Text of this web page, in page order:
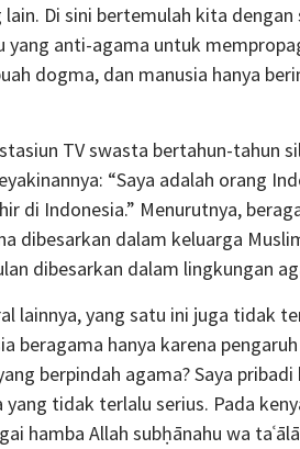
Di sini bertemulah kita dengan
anti-agama untuk
dogma, dan manusia hanya
TV swasta bertahun-tahun
“Saya adalah orang
di Indonesia.” Menurutnya,
dibesarkan dalam keluarga
dibesarkan dalam lingkungan
lainnya, yang satu ini juga tidak
beragama hanya karena
berpindah agama? Saya pribadi
tidak terlalu serius. Pada
hamba Allah subḥānahu wa